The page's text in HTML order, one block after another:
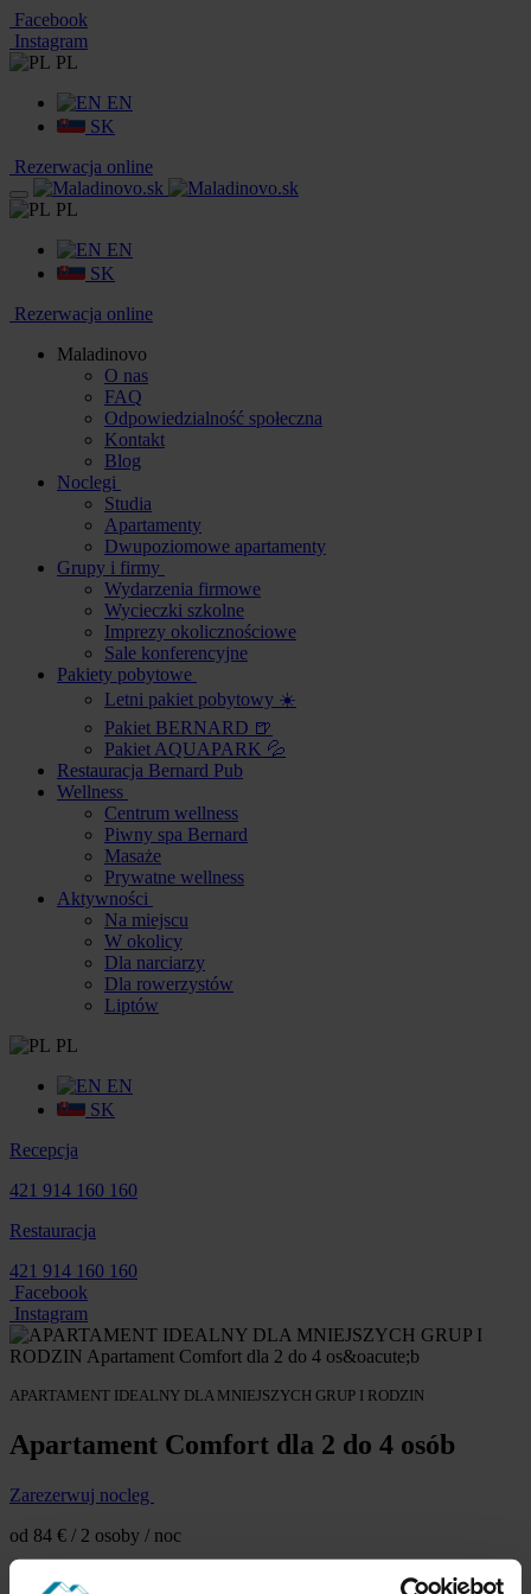
Facebook
Instagram
PL
EN
SK
Rezerwacja online
PL
EN
SK
Rezerwacja online
Maladinovo
O nas
FAQ
Odpowiedzialność społeczna
Kontakt
Blog
Noclegi
Studia
Apartamenty
Dwupoziomowe apartamenty
Grupy i firmy
Wydarzenia firmowe
Wycieczki szkolne
Imprezy okolicznościowe
Sale konferencyjne
Pakiety pobytowe
Letni pakiet pobytowy ☀️
Pakiet BERNARD 🍺
Pakiet AQUAPARK 💦
Restauracja Bernard Pub
Wellness
Centrum wellness
Piwny spa Bernard
Masaże
Prywatne wellness
Aktywności
Na miejscu
W okolicy
Dla narciarzy
Dla rowerzystów
Liptów
PL
EN
SK
Recepcja
421 914 160 160
Restauracja
421 914 160 160
Facebook
Instagram
APARTAMENT IDEALNY DLA MNIEJSZYCH GRUP I RODZIN
Apartament Comfort dla 2 do 4 osób
Zarezerwuj nocleg
od 84 € / 2 osoby / noc
Detail apartmánu